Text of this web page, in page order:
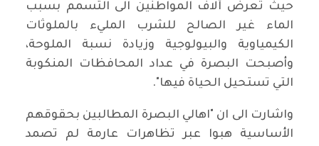
حيث تعرض آلاف المواطنين الى التسمم بسبب
الماء غير الصالح للشرب المليء بالملوثات
الكيمياوية والبيولوجية وزيادة نسبة الملوحة،
وأصبحت البصرة في عداد المحافظات المنكوبة
التي تستحيل الحياة فيها".
واشارت الى ان "اهالي البصرة المطالبين بحقوقهم
الأساسية هبوا عبر تظاهرات عارمة لم تصمد